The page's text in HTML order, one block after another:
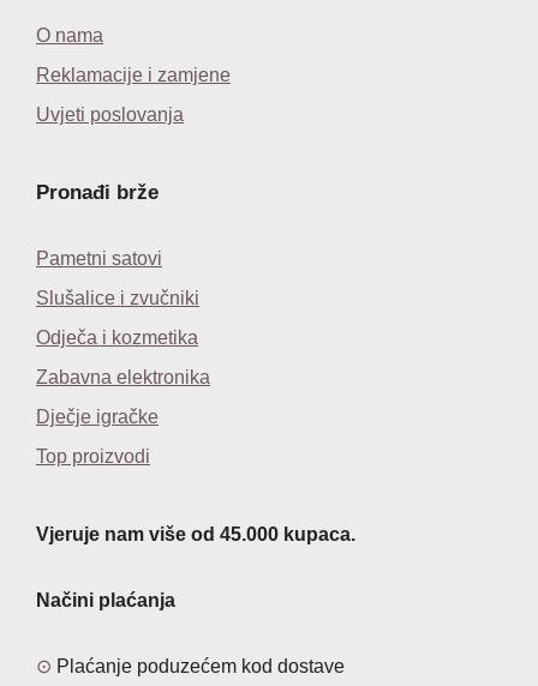
O nama
Reklamacije i zamjene
Uvjeti poslovanja
Pronađi brže
Pametni satovi
Slušalice i zvučniki
Odječa i kozmetika
Zabavna elektronika
Dječje igračke
Top proizvodi
Vjeruje nam više od 45.000 kupaca.
Načini plaćanja
Plaćanje poduzećem kod dostave